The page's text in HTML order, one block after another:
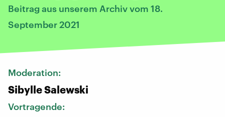
Beitrag aus unserem Archiv vom 18.
September 2021
Moderation:
Sibylle Salewski
Vortragende: